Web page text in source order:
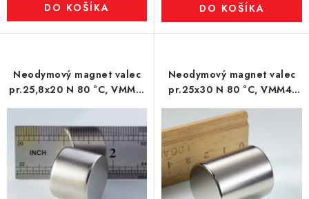
DO KOŠÍKA DO KOŠÍKA
Neodymový magnet valec
pr.25,8x20 N 80 °C, VMM7-
N42
Neodymový magnet valec
pr.25x30 N 80 °C, VMM4-
N35